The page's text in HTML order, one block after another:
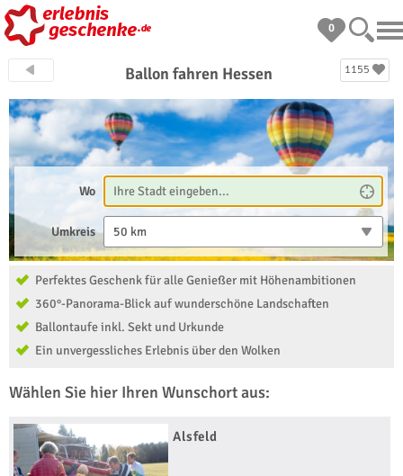
0
1155
Ballon fahren Hessen
Wo
Umkreis 50 km
Perfektes Geschenk für alle Genießer mit Höhenambitionen
360°-Panorama-Blick auf wunderschöne Landschaften
Ballontaufe inkl. Sekt und Urkunde
Ein unvergessliches Erlebnis über den Wolken
Wählen Sie hier Ihren Wunschort aus:
Alsfeld